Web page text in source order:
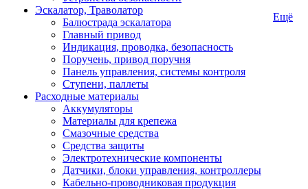
Эскалатор, Траволатор
Балюстрада эскалатора
Главный привод
Индикация, проводка, безопасность
Поручень, привод поручня
Панель управления, системы контроля
Ступени, паллеты
Расходные материалы
Аккумуляторы
Материалы для крепежа
Смазочные средства
Средства защиты
Электротехнические компоненты
Датчики, блоки управления, контроллеры
Кабельно-проводниковая продукция
Ещё